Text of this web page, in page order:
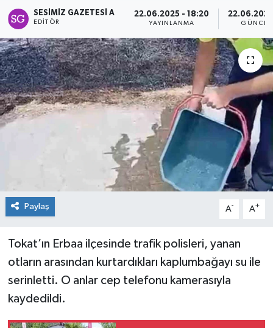
SESIMIZ GAZETESI A
EDITÖR
22.06.2025 - 18:20
YAYINLANMA
Paylaş A- A+
Tokat’ın Erbaa ilçesinde trafik polisleri, yanan
otların arasından kurtardıkları kaplumbağayı su ile
serinletti. O anlar cep telefonu kamerasıyla
kaydedildi.
Gündem
Magazin
Politika
Sağlık
Tokat Haberleri
Süper Lig Puan Durumu ve Fikstür
Tüm Manşetler
Son Dakika Haberleri
Haber Arşivi